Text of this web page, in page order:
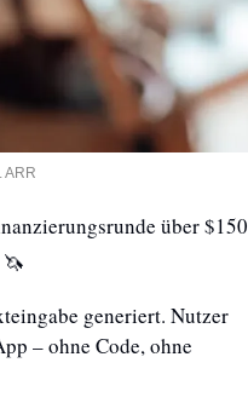
ARR
über $150
🦄
generiert. Nutzer
– ohne Code, ohne